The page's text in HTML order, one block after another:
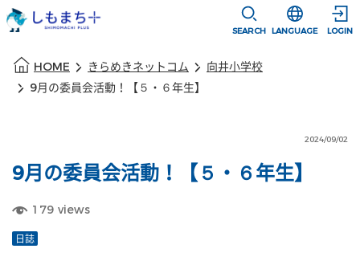
SEARCH
選択すると言
LANGUAGE LOGIN
HOME きらめきネットコム
向井小学校
9月の委員会活動！【５・６年生】
2024/09/02
9月の委員会活動！【５・６年生】
179 views
日誌